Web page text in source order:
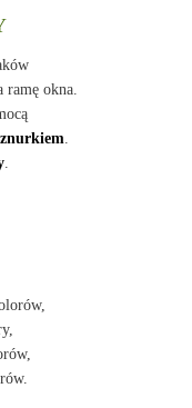
ramę okna.
.